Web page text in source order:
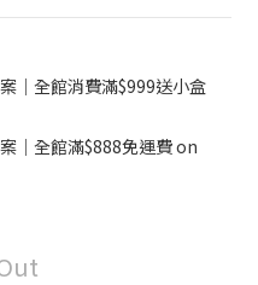
｜全館消費滿$999送小盒
｜全館滿$888免運費 on